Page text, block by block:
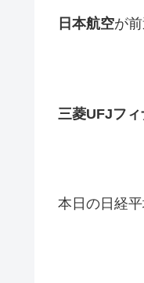
日本航空が
三菱UFJフ
本日の日経